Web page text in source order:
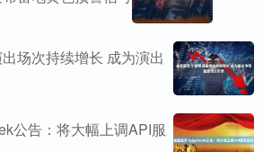
场次持续增长 成为演出
公告：将大幅上调API服